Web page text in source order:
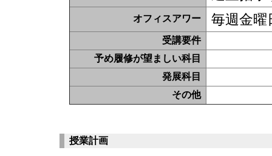
オフィスアワー 毎週金
受講要件
予め履修が望ましい科目
発展科目
その他
授業計画